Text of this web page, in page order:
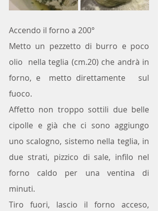
Accendo il forno a 200°
Metto un pezzetto di burro e poco
olio  nella teglia (cm.20) che andrà in
forno, e  metto direttamente   sul
fuoco.
Affetto non troppo sottili due belle
cipolle e già che ci sono aggiungo
uno scalogno, sistemo nella teglia, in
due strati, pizzico di sale, infilo nel
forno caldo per una ventina di
minuti.
Tiro fuori, lascio il forno acceso,